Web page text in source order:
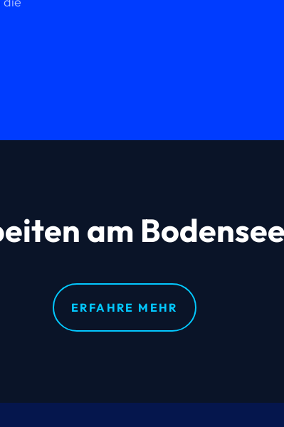
am
ERFAHRE MEHR